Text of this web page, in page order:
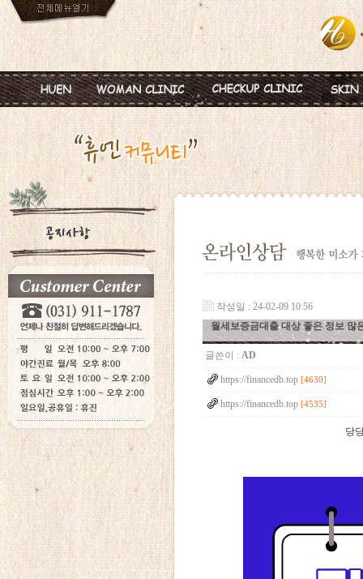
진료안내
진료시간
병원둘러보기
찾아오시는길
피임
월경이상
질염 및 성병
갱년기 및 폐경
여성성형
혈액종합검진
미혼여성검진
초기임신검진
작성일 : 24-02-09 10:56
월세보증금대출 대상 좋은 정보 많
글쓴이 : AD
https://financedb.top [4630]
https://financedb.top [4535]
당